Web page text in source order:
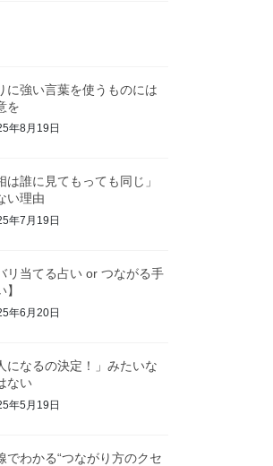
に強い言葉を使うものには
を
年8月19日
は誰に見てもっても同じ」
い理由
年7月19日
リ当てる占い or つながる手
年6月20日
になるの決定！」みたいな
ない
年5月19日
でわかる“つながり方のクセ